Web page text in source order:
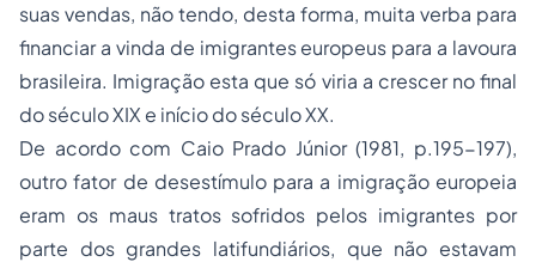
suas vendas, não tendo, desta forma, muita verba para
financiar a vinda de imigrantes europeus para a lavoura
brasileira. Imigração esta que só viria a crescer no final
do século XIX e início do século XX.
De acordo com Caio Prado Júnior (1981, p.195-197),
outro fator de desestímulo para a imigração europeia
eram os maus tratos sofridos pelos imigrantes por
parte dos grandes latifundiários, que não estavam